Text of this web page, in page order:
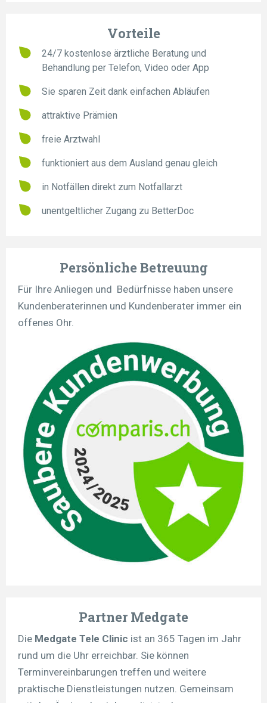
Vorteile
24/7 kostenlose ärztliche Beratung und
Behandlung per Telefon, Video oder App
Sie sparen Zeit dank einfachen Abläufen
attraktive Prämien
freie Arztwahl
funktioniert aus dem Ausland genau gleich
in Notfällen direkt zum Notfallarzt
unentgeltlicher Zugang zu BetterDoc
Persönliche Betreuung
Für Ihre Anliegen und Bedürfnisse haben unsere
Kundenberaterinnen und Kundenberater immer ein
offenes Ohr.
Partner Medgate
Die Medgate Tele Clinic ist an 365 Tagen im Jahr
rund um die Uhr erreichbar. Sie können
Terminvereinbarungen treffen und weitere
praktische Dienstleistungen nutzen. Gemeinsam